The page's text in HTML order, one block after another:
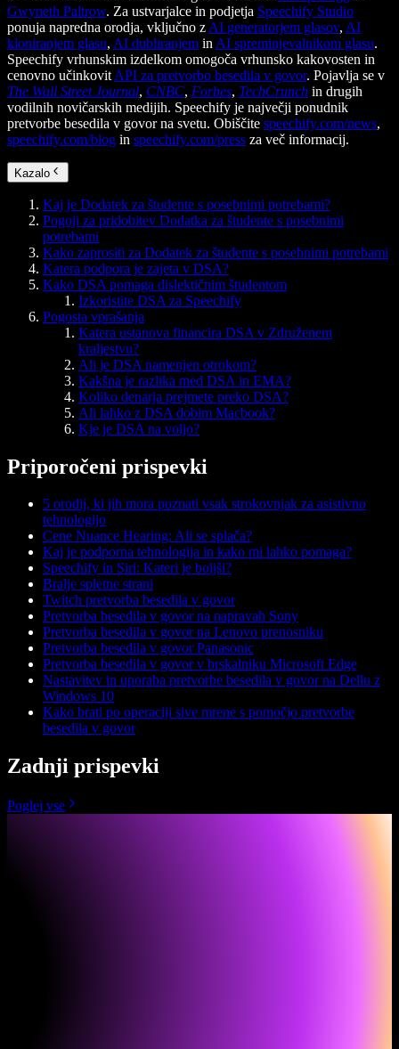
Gwyneth Paltrow. Za ustvarjalce in podjetja Speechify Studio
ponuja napredna orodja, vključno z AI generatorjem glasov, AI
kloniranjem glasu, AI dubliranjem in AI spreminjevalnikom glasu.
Speechify vrhunskim izdelkom omogoča vrhunsko kakovosten in
cenovno učinkovit API za pretvorbo besedila v govor. Pojavlja se v
The Wall Street Journal, CNBC, Forbes, TechCrunch in drugih
vodilnih novičarskih medijih. Speechify je največji ponudnik
pretvorbe besedila v govor na svetu. Obiščite speechify.com/news,
speechify.com/blog in speechify.com/press za več informacij.
Kazalo
Kaj je Dodatek za študente s posebnimi potrebami?
Pogoji za pridobitev Dodatka za študente s posebnimi
potrebami
Kako zaprositi za Dodatek za študente s posebnimi potrebami
Katera podpora je zajeta v DSA?
Kako DSA pomaga dislektičnim študentom
Izkoristite DSA za Speechify
Pogosta vprašanja
Katera ustanova financira DSA v Združenem
kraljestvu?
Ali je DSA namenjen otrokom?
Kakšna je razlika med DSA in EMA?
Koliko denarja prejmete preko DSA?
Ali lahko z DSA dobim Macbook?
Kje je DSA na voljo?
Priporočeni prispevki
5 orodij, ki jih mora poznati vsak strokovnjak za asistivno
tehnologijo
Cene Nuance Hearing: Ali se splača?
Kaj je podporna tehnologija in kako mi lahko pomaga?
Speechify in Siri: Kateri je boljši?
Bralje spletne strani
Twitch pretvorba besedila v govor
Pretvorba besedila v govor na napravah Sony
Pretvorba besedila v govor na Lenovo prenosniku
Pretvorba besedila v govor Panasonic
Pretvorba besedila v govor v brskalniku Microsoft Edge
Nastavitev in uporaba pretvorbe besedila v govor na Dellu z
Windows 10
Kako brati po operaciji sive mrene s pomočjo pretvorbe
besedila v govor
Zadnji prispevki
Poglej vse